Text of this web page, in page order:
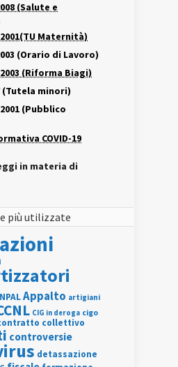
(Salute e
Maternità)
(Orario di Lavoro)
(Riforma Biagi)
(Tutela minori)
(Pubblico
COVID-19
in materia di
più utilizzate
Appalto artigiani
CIG in deroga cigo
collettivo
controversie
detassazione